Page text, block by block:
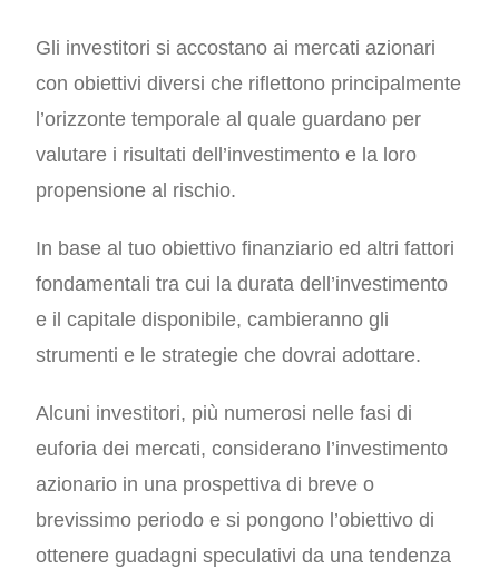
Gli investitori si accostano ai mercati azionari
con obiettivi diversi che riflettono principalmente
l’orizzonte temporale al quale guardano per
valutare i risultati dell’investimento e la loro
propensione al rischio.
In base al tuo obiettivo finanziario ed altri fattori
fondamentali tra cui la durata dell’investimento
e il capitale disponibile, cambieranno gli
strumenti e le strategie che dovrai adottare.
Alcuni investitori, più numerosi nelle fasi di
euforia dei mercati, considerano l’investimento
azionario in una prospettiva di breve o
brevissimo periodo e si pongono l’obiettivo di
ottenere guadagni speculativi da una tendenza